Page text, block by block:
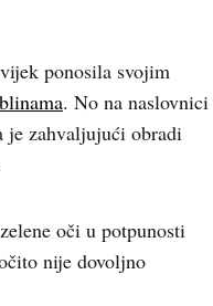
ponosila svojim
. No na naslovnici
je zahvaljujući obradi
oči u potpunosti
nije dovoljno